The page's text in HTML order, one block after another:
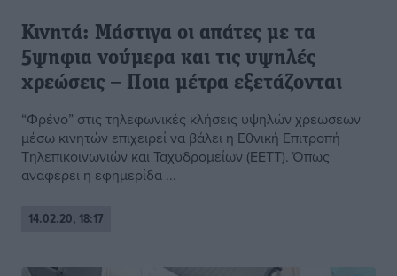
Κινητά: Μάστιγα οι απάτες με τα
5ψηφια νούμερα και τις υψηλές
χρεώσεις – Ποια μέτρα εξετάζονται
“Φρένο” στις τηλεφωνικές κλήσεις υψηλών χρεώσεων
μέσω κινητών επιχειρεί να βάλει η Εθνική Επιτροπή
Τηλεπικοινωνιών και Ταχυδρομείων (ΕΕΤΤ). Όπως
αναφέρει η εφημερίδα ...
14.02.20, 18:17